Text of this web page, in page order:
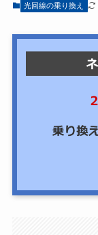
光回線の乗り換え